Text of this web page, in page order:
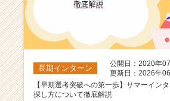
長期インターン
公開日：2020年
更新日：2026年
【早期選考突破への第一歩】サマーイン
探し方について徹底解説